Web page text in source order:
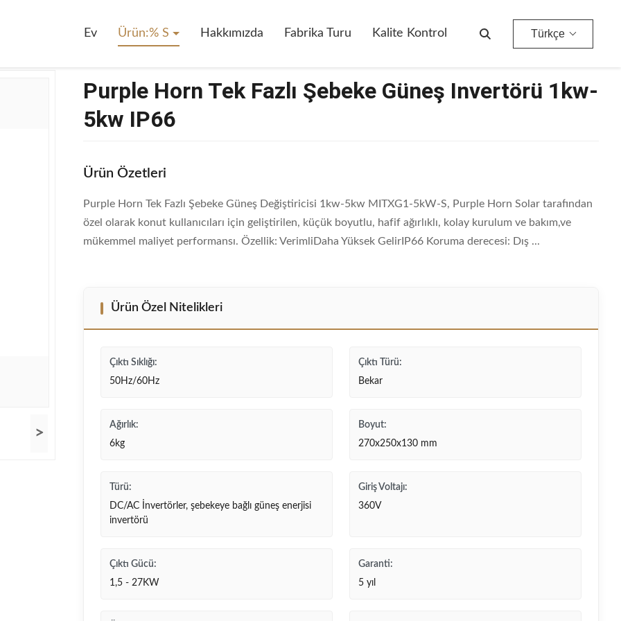
Ev Ürün:% S Hakkımızda Fabrika Turu Kalite Kontrol Türkçe
>
Purple Horn Tek Fazlı Şebeke Güneş Invertörü 1kw-
5kw IP66
Ürün Özetleri
Purple Horn Tek Fazlı Şebeke Güneş Değiştiricisi 1kw-5kw MITXG1-5kW-S, Purple Horn Solar tarafından
özel olarak konut kullanıcıları için geliştirilen, küçük boyutlu, hafif ağırlıklı, kolay kurulum ve bakım,ve
mükemmel maliyet performansı. Özellik: VerimliDaha Yüksek GelirIP66 Koruma derecesi: Dış ...
Ürün Özel Nitelikleri
Çıktı Sıklığı:
50Hz/60Hz
Çıktı Türü:
Bekar
Ağırlık:
6kg
Boyut:
270x250x130 mm
Türü:
DC/AC İnvertörler, şebekeye bağlı güneş enerjisi
invertörü
Giriş Voltajı:
360V
Çıktı Gücü:
1,5 - 27KW
Garanti:
5 yıl